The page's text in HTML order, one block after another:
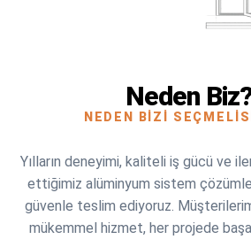
Neden
NEDEN BIZI
Yılların deneyimi, kaliteli iş gücü ve
ettiğimiz alüminyum sistem
güvenle teslim ediyoruz.
mükemmel hizmet, her projede